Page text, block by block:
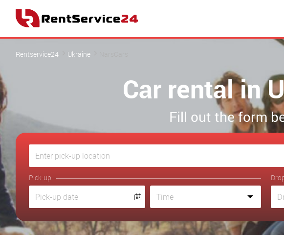
Rentservice24 Ukraine
Car rental in
Fill out the form
Pick-up